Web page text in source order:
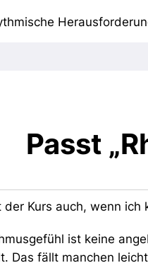
Passt
der Kurs auch, wenn ich
ist keine
Das fällt manchen